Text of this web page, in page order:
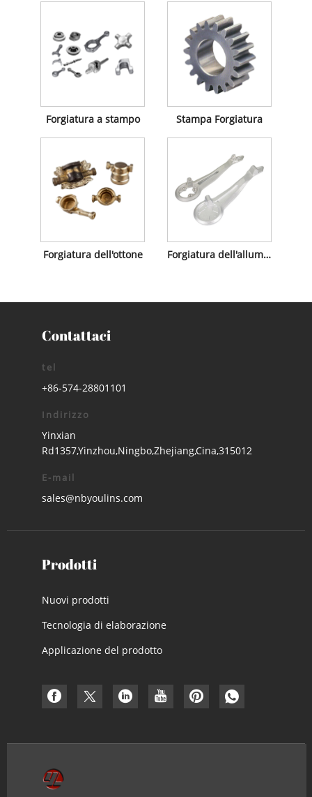
Forgiatura a stampo Stampa Forgiatura
Forgiatura dell'ottone Forgiatura dell'alluminio
Contattaci
tel
+86-574-28801101
Indirizzo
Yinxian
Rd1357,Yinzhou,Ningbo,Zhejiang,Cina,315012
E-mail
sales@nbyoulins.com
Prodotti
Nuovi prodotti
Tecnologia di elaborazione
Applicazione del prodotto